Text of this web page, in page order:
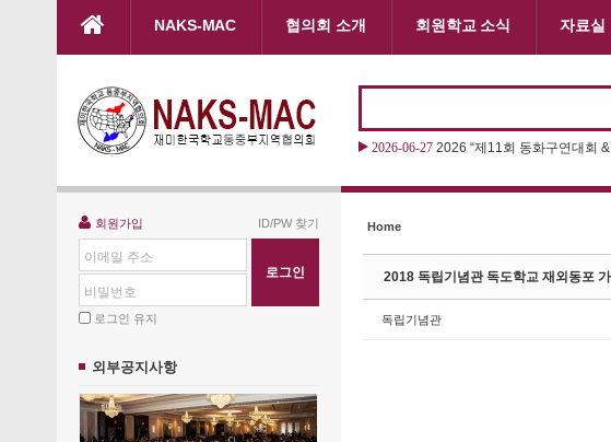
본문으로 바로가기
NAKS-MAC 협의회 소개 회원학교 소식 자료실
2026-06-27 2026 차세대 한국학교 교사
회원가입 ID/PW 찾기
이메일 주소
비밀번호
로그인 유지
외부공지사항
Home
2018 독립기념관 독도학교 재외동포
독립기념관
Sketchbook5, 스케치북5
Sketchbook5, 스케치북5
Sketchbook5, 스케치북5
Sketchbook5, 스케치북5